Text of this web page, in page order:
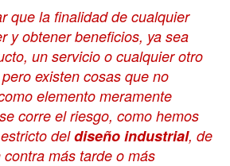
que la finalidad de cualquier
y obtener beneficios, ya sea
un servicio o cualquier otro
existen cosas que no
elemento meramente
corre el riesgo, como hemos
deldiseño industrial, de
más tarde o más